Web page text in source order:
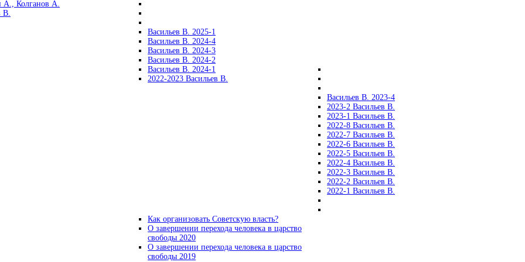
А., Колганов А.
В.
Васильев В. 2025-1
Васильев В. 2024-4
Васильев В. 2024-3
Васильев В. 2024-2
Васильев В. 2024-1
2022-2023 Васильев В.
Васильев В. 2023-4
2023-2 Васильев В.
2023-1 Васильев В.
2022-8 Васильев В.
2022-7 Васильев В.
2022-6 Васильев В.
2022-5 Васильев В.
2022-4 Васильев В.
2022-3 Васильев В.
2022-2 Васильев В.
2022-1 Васильев В.
Как организовать Советскую власть?
О завершении перехода человека в царство
свободы 2020
О завершении перехода человека в царство
свободы 2019